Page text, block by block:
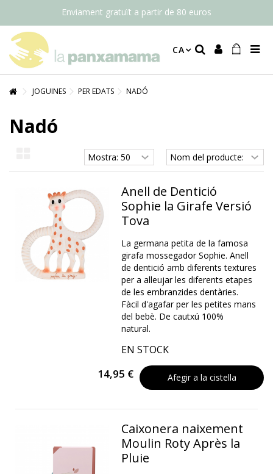
Enviament gratuït a partir de 80 euros
CA
JOGUINES PER EDATS NADÓ
Nadó
Anell de Dentició
Sophie la Girafe Versió
Tova
La germana petita de la famosa
girafa mossegador Sophie. Anell
de dentició amb diferents textures
per a alleujar les diferents etapes
de les embranzides dentàries.
Fàcil d'agafar per les petites mans
del bebè. De cautxú 100%
natural.
EN STOCK
14,95 € Afegir a la cistella
Caixonera naixement
Moulin Roty Après la
Pluie